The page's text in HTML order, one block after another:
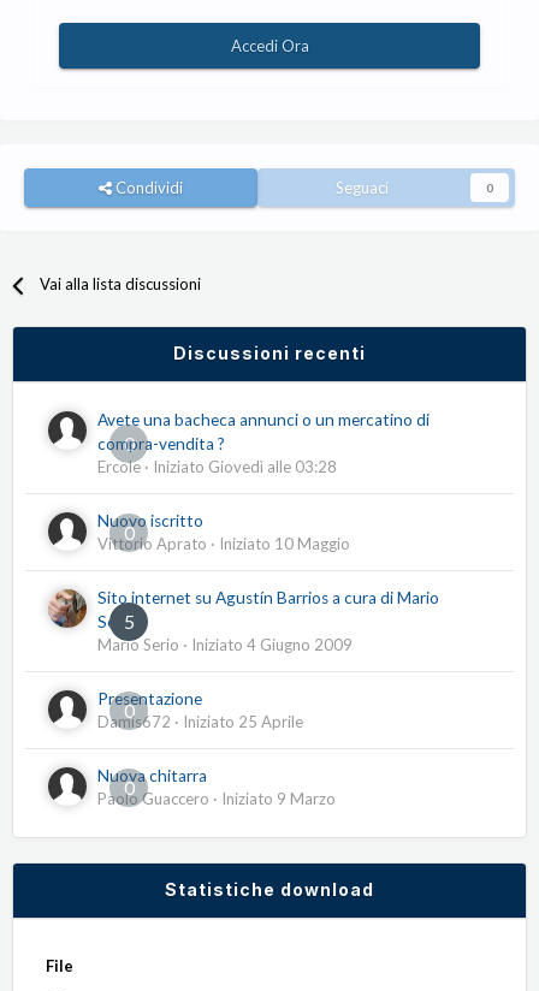
Accedi Ora
Condividi Seguaci 0
Vai alla lista discussioni
Discussioni recenti
0
Avete una bacheca annunci o un mercatino di
compra-vendita ?
Ercole · Iniziato Giovedì alle 03:28
0
Nuovo iscritto
Vittorio Aprato · Iniziato 10 Maggio
5
Sito internet su Agustín Barrios a cura di Mario
Serio
Mario Serio · Iniziato 4 Giugno 2009
0
Presentazione
Damis672 · Iniziato 25 Aprile
0
Nuova chitarra
Paolo Guaccero · Iniziato 9 Marzo
Statistiche download
File